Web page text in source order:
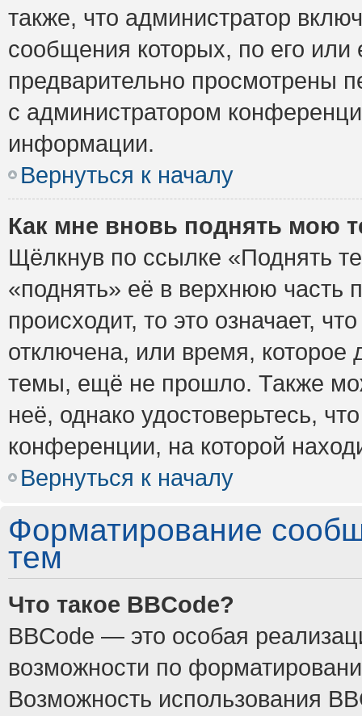
также, что администратор
сообщения которых, по его
предварительно просмотрены
с администратором
информации.
Вернуться к началу
Как мне вновь поднять мою
Щёлкнув по ссылке «Поднять
«поднять» её в верхнюю часть
происходит, то это означает,
отключена, или время, которое
темы, ещё не прошло. Также
неё, однако удостоверьтесь,
конференции, на которой
Вернуться к началу
Форматирование
тем
Что такое BBCode?
BBCode — это особая
возможности по
Возможность использования